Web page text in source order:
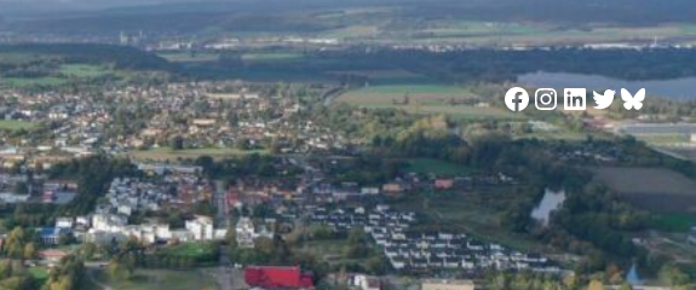
Facebook
Instagram
LinkedIn
Twitter